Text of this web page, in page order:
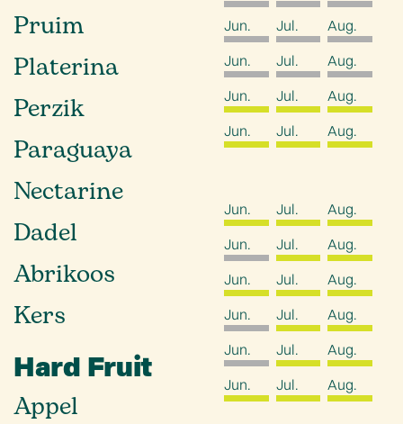
Pruim
Platerina
Perzik
Paraguaya
Nectarine
Dadel
Abrikoos
Kers
Hard Fruit
Appel
Jun.
Jul.
Aug.
Jun.
Jul.
Aug.
Jun.
Jul.
Aug.
Jun.
Jul. Aug.
Jun. Jul.
Aug.
Jun.
Jul.
Aug.
Jun.
Jul.
Aug.
Jun.
Jul.
Aug.
Jun.
Jul.
Aug.
Jun.
Jul. Aug.